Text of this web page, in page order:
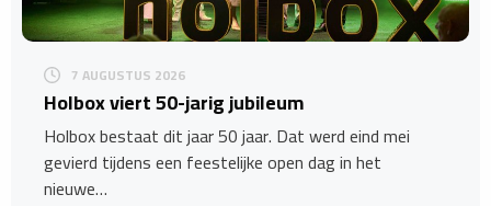
7 AUGUSTUS 2026
Holbox viert 50-jarig jubileum
Holbox bestaat dit jaar 50 jaar. Dat werd eind mei
gevierd tijdens een feestelijke open dag in het
nieuwe…